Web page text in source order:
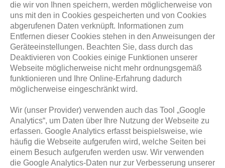
die wir von Ihnen speichern, werden möglicherweise von
uns mit den in Cookies gespeicherten und von Cookies
abgerufenen Daten verknüpft. Informationen zum
Entfernen dieser Cookies stehen in den Anweisungen der
Geräteeinstellungen. Beachten Sie, dass durch das
Deaktivieren von Cookies einige Funktionen unserer
Webseite möglicherweise nicht mehr ordnungsgemäß
funktionieren und Ihre Online-Erfahrung dadurch
möglicherweise eingeschränkt wird.
Wir (unser Provider) verwenden auch das Tool „Google
Analytics“, um Daten über Ihre Nutzung der Webseite zu
erfassen. Google Analytics erfasst beispielsweise, wie
häufig die Webseite aufgerufen wird, welche Seiten bei
einem Besuch aufgerufen werden usw. Wir verwenden
die Google Analytics-Daten nur zur Verbesserung unserer